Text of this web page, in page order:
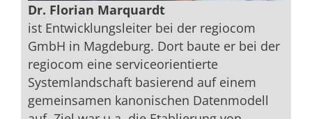
Dr. Florian Marquardt
ist Entwicklungsleiter bei der regiocom
GmbH in Magdeburg. Dort baute er bei der
regiocom eine serviceorientierte
Systemlandschaft basierend auf einem
gemeinsamen kanonischen Datenmodell